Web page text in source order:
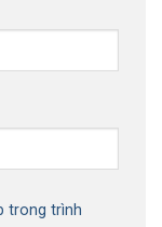
trong trình